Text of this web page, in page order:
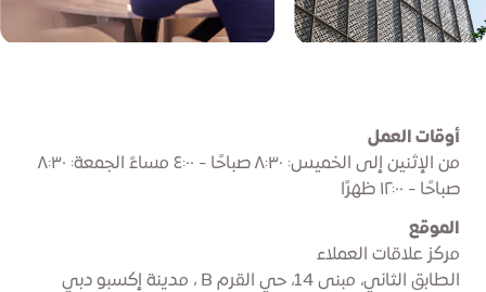
أوقات العمل
من الإثنين إلى الخميس: ٨:٣٠ صباحًا - ٤:٠٠ مساءً الجمعة: ٨:٣٠
صباحًا - ١٢:٠٠ ظهرًا
الموقع
مركز علاقات العملاء
الطابق الثاني، مبنى 14، حي القرم B ، مدينة إكسبو دبي